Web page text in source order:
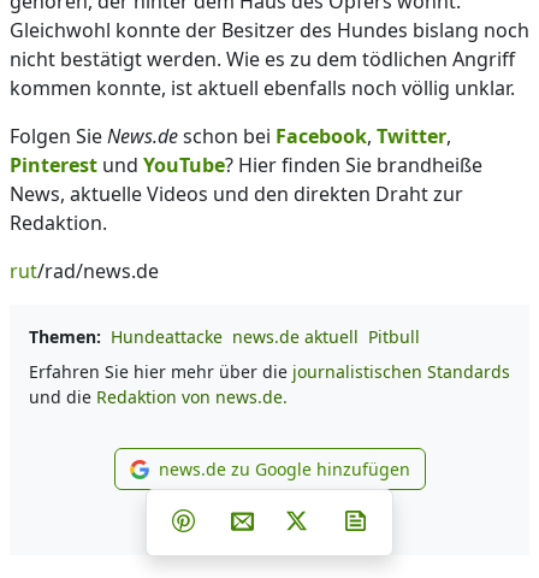
Gleichwohl konnte der Besitzer des Hundes bislang noch
nicht bestätigt werden. Wie es zu dem tödlichen Angriff
kommen konnte, ist aktuell ebenfalls noch völlig unklar.
Folgen SieNews.deschon bei Facebook, Twitter,
Pinterest und YouTube? Hier finden Sie brandheiße
News, aktuelle Videos und den direkten Draht zur
Redaktion.
rut/rad/news.de
Themen: Hundeattacke news.de aktuell Pitbull
Erfahren Sie hier mehr über die journalistischen Standards
und die Redaktion von news.de.
news.de zu Google
news.de zu Google hinzufügen
Teilen auf Facebook
Teilen auf Whatsapp
Teilen auf Telegram
Teilen auf Pinterest
Per E-Mail teilen
Post auf X